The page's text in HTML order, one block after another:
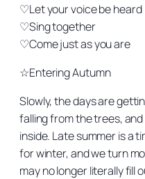
♡Let your voice be heard
♡Sing together
♡Come just as you are
☆Entering Autumn
Slowly, the days are
falling from the trees,
inside. Late summer is a
for winter, and we turn
may no longer literally fill